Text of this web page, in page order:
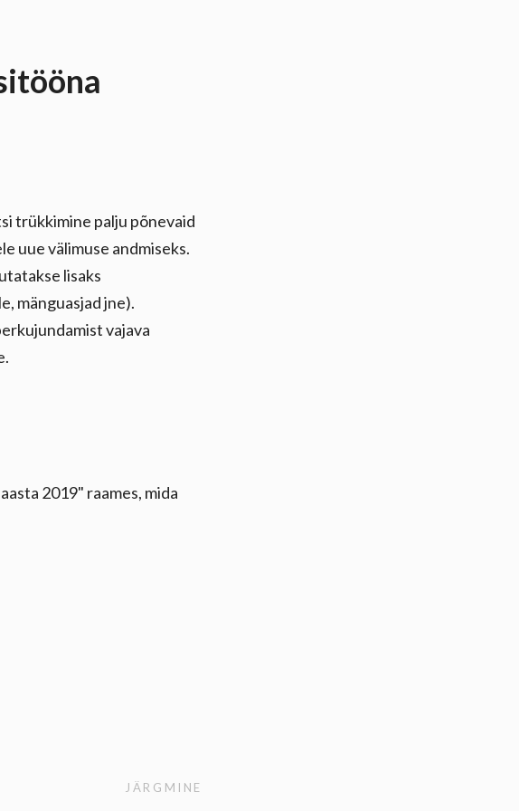
trükkimine palju põnevaid
uue välimuse andmiseks.
lisaks
mänguasjad jne).
vajava
2019" raames, mida
JÄRGMINE